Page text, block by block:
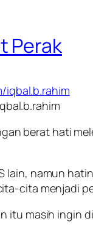
Perak
berat hati
lain, namun
cita menjadi
itu masih ingin